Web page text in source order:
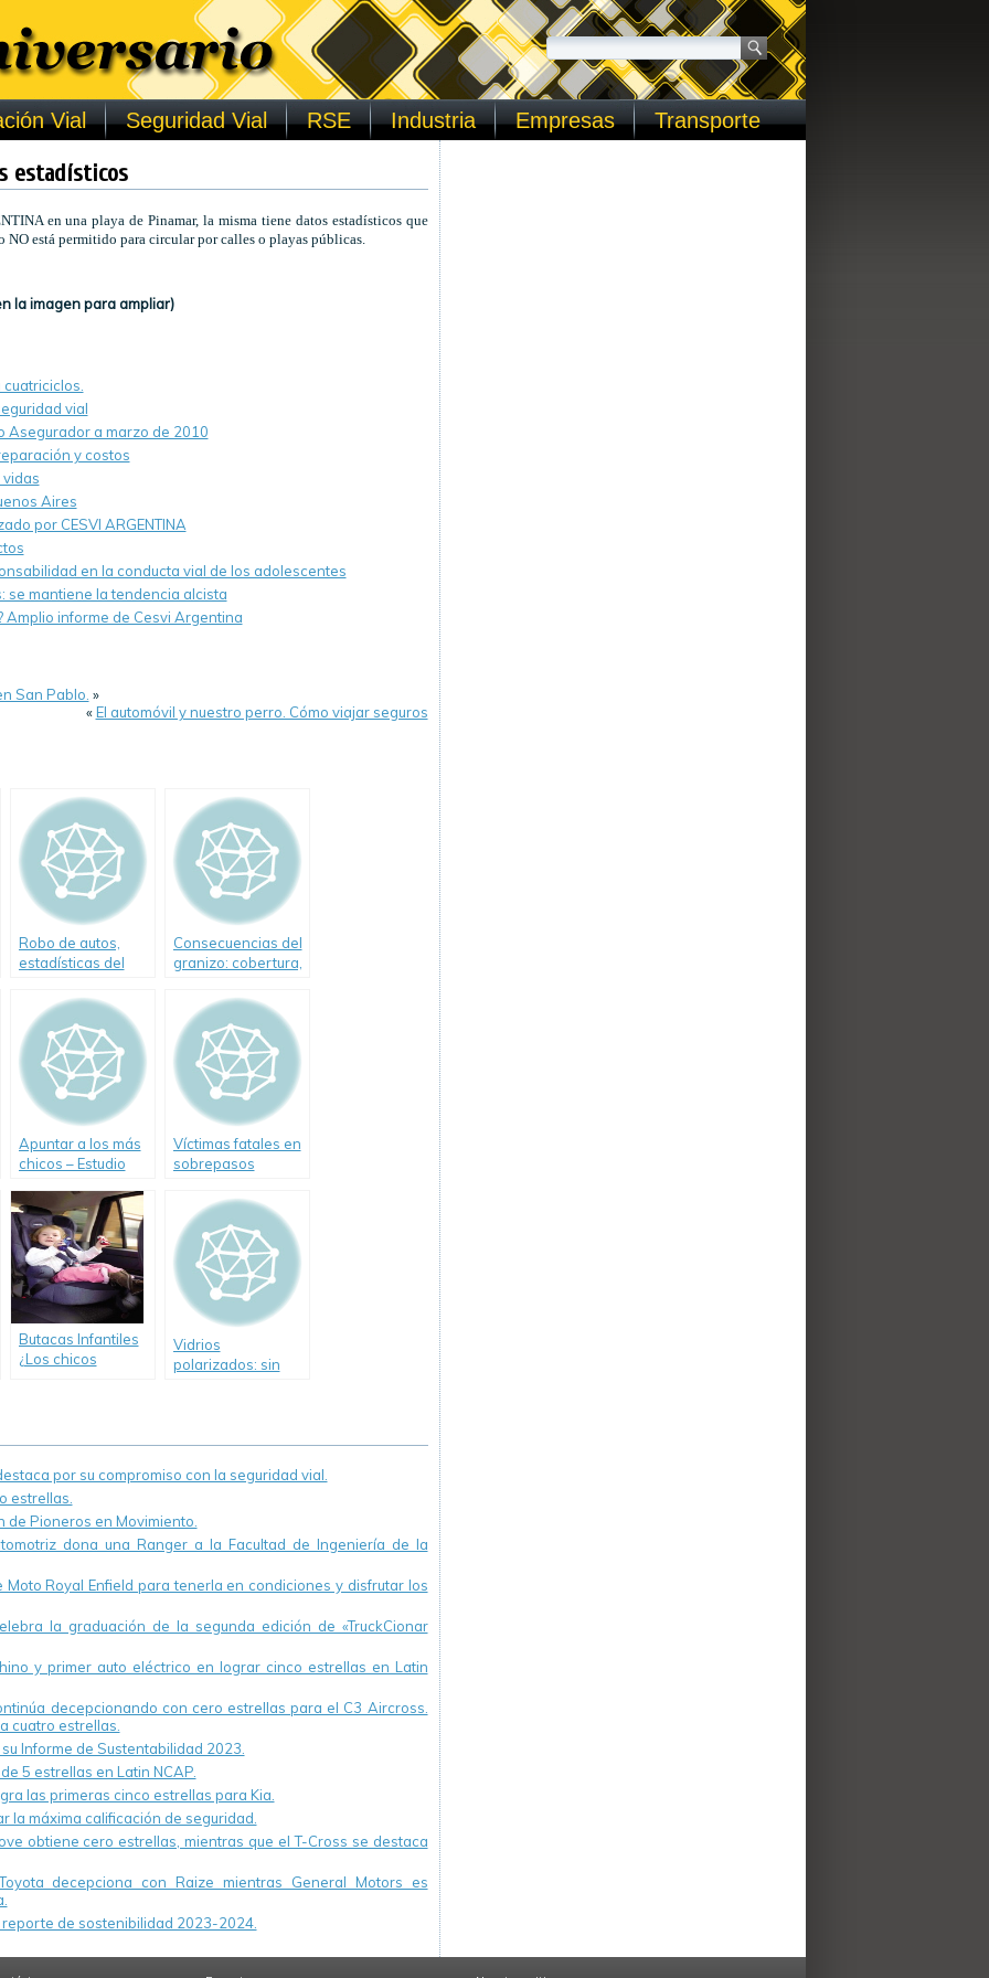
Vial Seguridad Vial RSE Industria Empresas Transporte
estadísticos
en una playa de Pinamar, la misma tiene datos estadísticos que
NO está permitido para circular por calles o playas públicas.
la imagen para ampliar)
vial
Asegurador a marzo de 2010
y costos
Aires
por CESVI ARGENTINA
en la conducta vial de los adolescentes
se mantiene la tendencia alcista
Amplio informe de Cesvi Argentina
San Pablo. »
«El automóvil y nuestro perro. Cómo viajar seguros
Robo de autos,
estadísticas del
Asegurador a
marzo de 2010
Consecuencias del
granizo: cobertura,
costos
Apuntar a los más
chicos – Estudio
CESVI ARGENTINA
Víctimas fatales en
sobrepasos
Butacas Infantiles
¿Los chicos
Vidrios
polarizados: sin
por su compromiso con la seguridad vial.
estrellas.
Pioneros en Movimiento.
dona una Ranger a la Facultad de Ingeniería de la
Royal Enfield para tenerla en condiciones y disfrutar los
la graduación de la segunda edición de «TruckCionar
y primer auto eléctrico en lograr cinco estrellas en Latin
decepcionando con cero estrellas para el C3 Aircross.
cuatro estrellas.
Informe de Sustentabilidad 2023.
5 estrellas en Latin NCAP.
las primeras cinco estrellas para Kia.
la máxima calificación de seguridad.
obtiene cero estrellas, mientras que el T-Cross se destaca
decepciona con Raize mientras General Motors es
de sostenibilidad 2023-2024.